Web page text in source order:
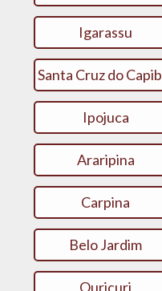
Igarassu
Ipojuca
Araripina
Carpina
Belo Jardim
Ouricuri